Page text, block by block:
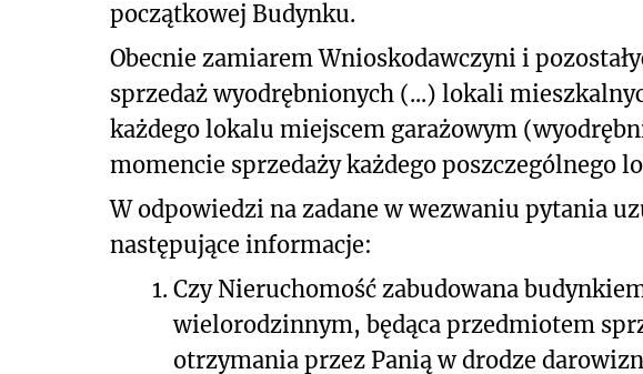
początkowej Budynku.
Obecnie zamiarem Wnioskodawczyni i
sprzedaż wyodrębnionych (...) lokali
każdego lokalu miejscem garażowym
momencie sprzedaży każdego poszczególnego
W odpowiedzi na zadane w wezwaniu pytania
następujące informacje:
1. Czy Nieruchomość zabudowana
wielorodzinnym, będąca przedmiotem
otrzymania przez Panią w drodze